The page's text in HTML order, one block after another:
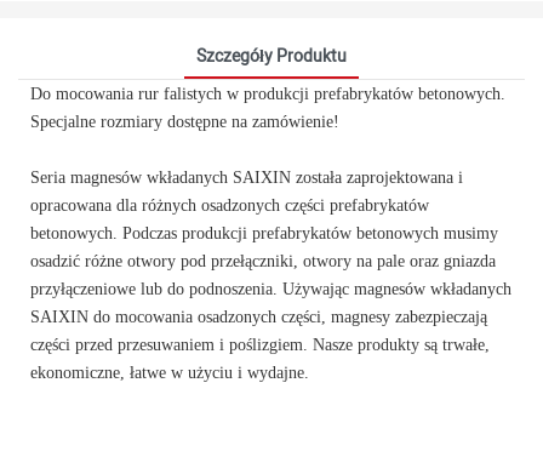
Szczegóły Produktu
Do mocowania rur falistych w produkcji prefabrykatów betonowych.
Specjalne rozmiary dostępne na zamówienie!
Seria magnesów wkładanych SAIXIN została zaprojektowana i
opracowana dla różnych osadzonych części prefabrykatów
betonowych. Podczas produkcji prefabrykatów betonowych musimy
osadzić różne otwory pod przełączniki, otwory na pale oraz gniazda
przyłączeniowe lub do podnoszenia. Używając magnesów wkładanych
SAIXIN do mocowania osadzonych części, magnesy zabezpieczają
części przed przesuwaniem i poślizgiem. Nasze produkty są trwałe,
ekonomiczne, łatwe w użyciu i wydajne.